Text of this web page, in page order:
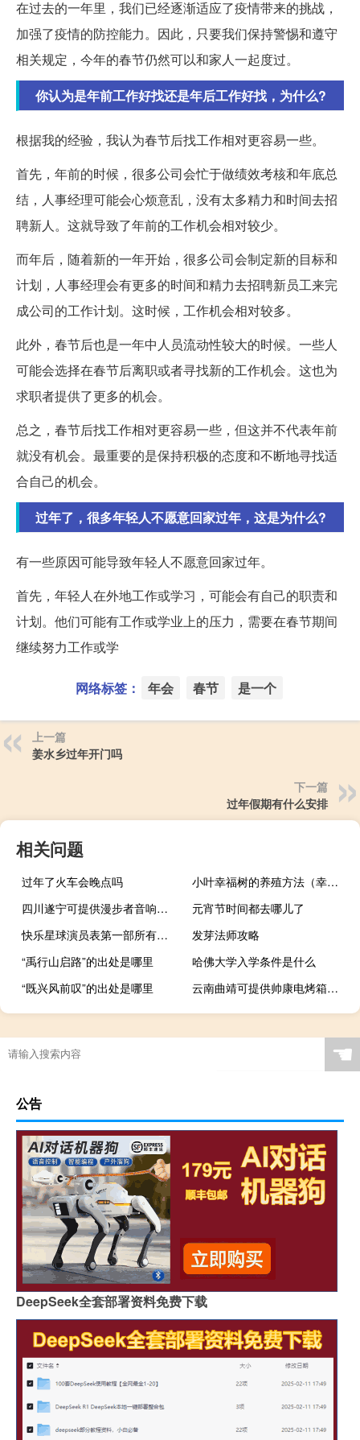
在过去的一年里，我们已经逐渐适应了疫情带来的挑战，
加强了疫情的防控能力。因此，只要我们保持警惕和遵守
相关规定，今年的春节仍然可以和家人一起度过。
你认为是年前工作好找还是年后工作好找，为什么?
根据我的经验，我认为春节后找工作相对更容易一些。
首先，年前的时候，很多公司会忙于做绩效考核和年底总
结，人事经理可能会心烦意乱，没有太多精力和时间去招
聘新人。这就导致了年前的工作机会相对较少。
而年后，随着新的一年开始，很多公司会制定新的目标和
计划，人事经理会有更多的时间和精力去招聘新员工来完
成公司的工作计划。这时候，工作机会相对较多。
此外，春节后也是一年中人员流动性较大的时候。一些人
可能会选择在春节后离职或者寻找新的工作机会。这也为
求职者提供了更多的机会。
总之，春节后找工作相对更容易一些，但这并不代表年前
就没有机会。最重要的是保持积极的态度和不断地寻找适
合自己的机会。
过年了，很多年轻人不愿意回家过年，这是为什么?
有一些原因可能导致年轻人不愿意回家过年。
首先，年轻人在外地工作或学习，可能会有自己的职责和
计划。他们可能有工作或学业上的压力，需要在春节期间
继续努力工作或学
网络标签： 年会 春节 是一个
上一篇
姜水乡过年开门吗
下一篇
过年假期有什么安排
相关问题
过年了火车会晚点吗
小叶幸福树的养殖方法（幸福树的养殖方法）
四川遂宁可提供漫步者音响维修服务地址在哪
元宵节时间都去哪儿了
快乐星球演员表第一部所有演员（快乐星球第二部演员表）
发芽法师攻略
“禹行山启路”的出处是哪里
哈佛大学入学条件是什么
“既兴风前叹”的出处是哪里
云南曲靖可提供帅康电烤箱维修服务地址在哪
☚
公告
DeepSeek全套部署资料免费下载